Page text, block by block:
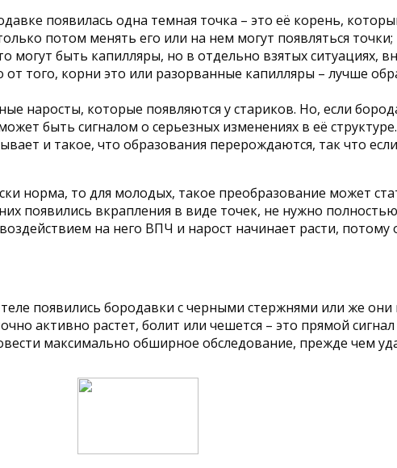
появилась одна темная точка – это её корень,
потом менять его или на нем могут появляться точки;
могут быть капилляры, но в отдельно взятых ситуациях,
того, корни это или разорванные капилляры – лучше
наросты, которые появляются у стариков. Но, если
быть сигналом о серьезных изменениях в её
и такое, что образования перерождаются, так что
норма, то для молодых, такое преобразование может
появились вкрапления в виде точек, не нужно
на него ВПЧ и нарост начинает расти,
появились бородавки с черными стержнями или же
активно растет, болит или чешется – это прямой
максимально обширное обследование, прежде чем